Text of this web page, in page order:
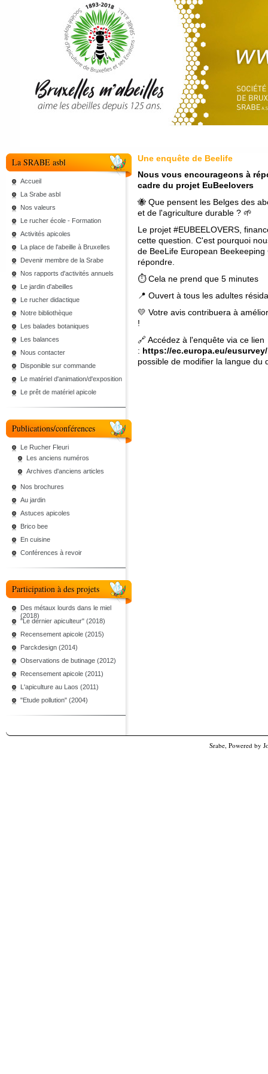
La SRABE asbl
Accueil
La Srabe asbl
Nos valeurs
Le rucher école - Formation
Activités apicoles
La place de l'abeille à Bruxelles
Devenir membre de la Srabe
Nos rapports d'activités annuels
Le jardin d'abeilles
Le rucher didactique
Notre bibliothèque
Les balades botaniques
Les balances
Nous contacter
Disponible sur commande
Le matériel d'animation/d'exposition
Le prêt de matériel apicole
Publications/conférences
Le Rucher Fleuri
Les anciens numéros
Archives d'anciens articles
Nos brochures
Au jardin
Astuces apicoles
Brico bee
En cuisine
Conférences à revoir
Participation à des projets
Des métaux lourds dans le miel
(2018)
"Le dernier apiculteur" (2018)
Recensement apicole (2015)
Parckdesign (2014)
Observations de butinage (2012)
Recensement apicole (2011)
L'apiculture au Laos (2011)
"Etude pollution" (2004)
Une enquête de Beelife
Nous vous encourageons à
cadre du projet EuBeelovers
🐝 Que pensent les Belges des
et de l'agriculture durable ? 🌱
Le projet #EUBEELOVERS,
cette question. C'est pourquoi
de BeeLife European
répondre.
⏱ Cela ne prend que 5 minutes
📍 Ouvert à tous les adultes
💛 Votre avis contribuera à
!
🔗 Accédez à l'enquête via ce lien
: https://ec.europa.eu/
possible de modifier la langue du
Srabe, Powered by